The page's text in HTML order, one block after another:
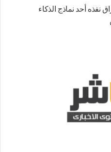
نفذه أحد نماذج الذكاء